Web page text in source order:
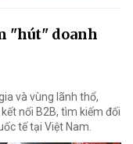
"hút" doanh
và vùng lãnh thổ,
nối B2B, tìm kiếm đối
tế tại Việt Nam.